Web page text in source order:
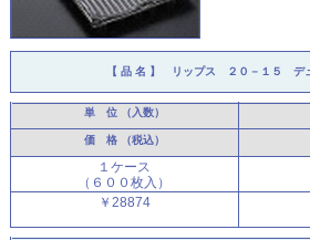
【 品 名 】 リップス ２０－１５ デ
単 位（入数）
価 格（税込）
１ケース
（６００枚入）
￥28874